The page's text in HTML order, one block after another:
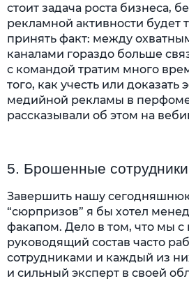
стоит задача роста бизнеса,
рекламной активности будет
принять факт: между
каналами гораздо больше
с командой тратим много
того, как учесть или доказать
медийной рекламы в перфоме
рассказывали об этом на
5. Брошенные сотрудники
Завершить нашу
“сюрпризов” я бы хотел
факапом. Дело в том, что мы с
руководящий состав часто
сотрудниками и каждый из
и сильный эксперт в своей